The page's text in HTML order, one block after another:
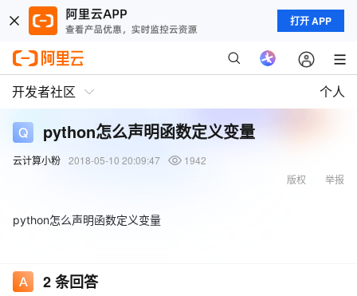
打开 APP
开发者社区 个人
python怎么声明函数定义变量
云计算小粉 2018-05-10 20:09:47
1942
举报
版权
python怎么声明函数定义变量
2条回答